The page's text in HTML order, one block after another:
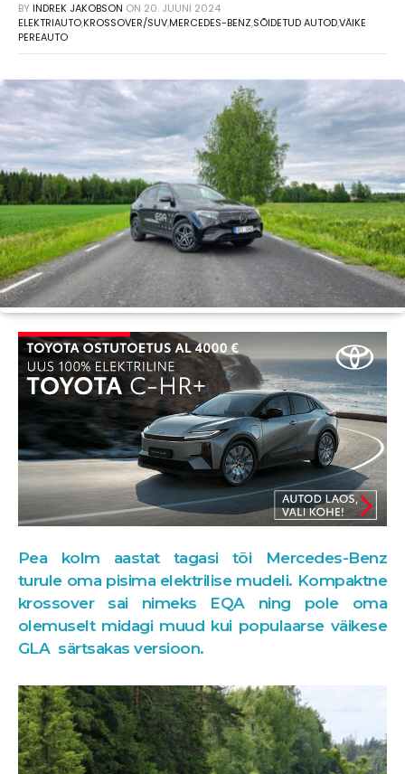
BY INDREK JAKOBSON ON 20. JUUNI 2024
ELEKTRIAUTO,KROSSOVER/SUV,MERCEDES-BENZ,SÕIDETUD AUTOD,VÄIKE
PEREAUTO
Pea kolm aastat tagasi tõi Mercedes-Benz
turule oma pisima elektrilise mudeli. Kompaktne
krossover sai nimeks EQA ning pole oma
olemuselt midagi muud kui populaarse väikese
GLA särtsakas versioon.